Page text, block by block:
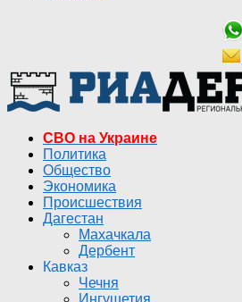
СВО на Украине
Политика
Общество
Экономика
Происшествия
Дагестан
Махачкала
Дербент
Кавказ
Чечня
Ингушетия